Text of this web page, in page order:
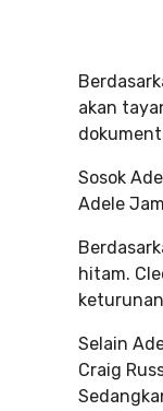
akan
Sosok
Adele
hitam.
Selain
Craig